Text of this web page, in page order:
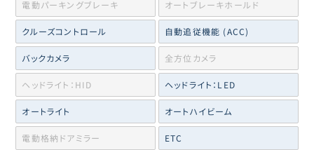
電動パーキングブレーキ オートブレーキホールド
クルーズコントロール 自動追従機能 (ACC)
バックカメラ 全方位カメラ
ヘッドライト：HID ヘッドライト：LED
オートライト オートハイビーム
電動格納ドアミラー ETC